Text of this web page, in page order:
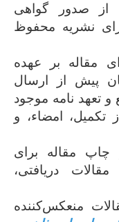
از صدور گواهی
نشریه محفوظ
مقاله بر عهده
پیش از ارسال
و تعهد نامه موجود
تکمیل، امضاء، و
چاپ مقاله برای
دریافتی،
منعکس‌کننده